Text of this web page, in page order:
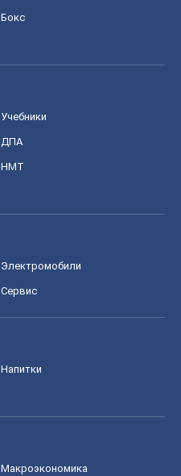
Бокс
Учебники
ДПА
НМТ
Электромобили
Сервис
Напитки
Mакроэкономика